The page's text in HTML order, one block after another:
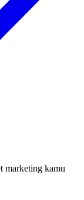
marketing kamu